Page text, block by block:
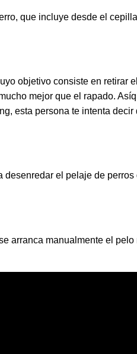
que incluye desde el
objetivo consiste en retirar
mejor que el rapado.
esta persona te intenta decir
el pelaje de
arranca manualmente el pelo